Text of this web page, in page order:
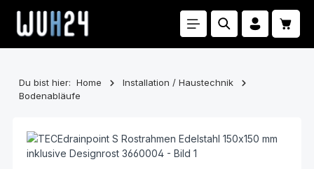
Zum Hauptinhalt springen
Du bist hier: Home
Installation / Haustechnik
Bodenabläufe